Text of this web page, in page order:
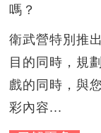
嗎？
衛武營特別推
目的同時，規
戲的同時，與
彩內容...